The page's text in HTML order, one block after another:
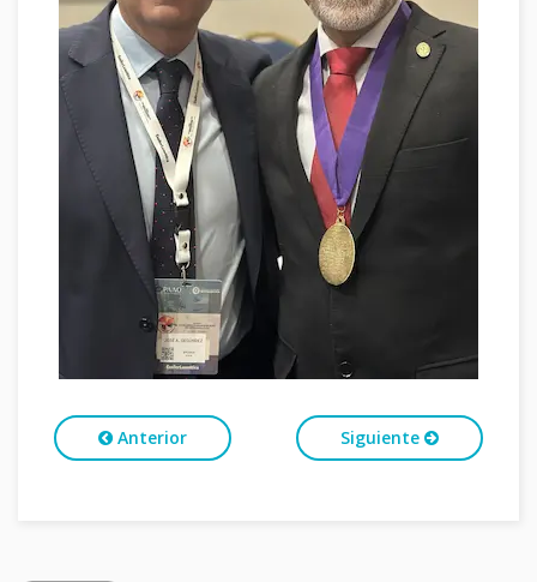
Anterior Siguiente